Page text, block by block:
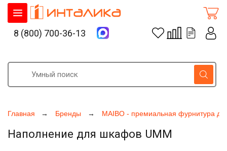
Главная Бренды MAIBO - премиальная фурнитура
Наполнение для шкафов UMM
8 (800) 700-36-13